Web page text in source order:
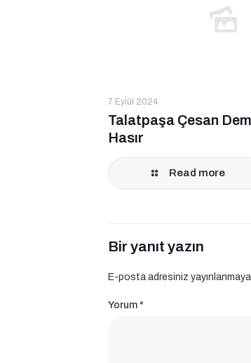
7 Eylül 2024
Talatpaşa Çesan
Hasır
Read more
Bir yanıt yazın
E-posta adresiniz
Yorum *